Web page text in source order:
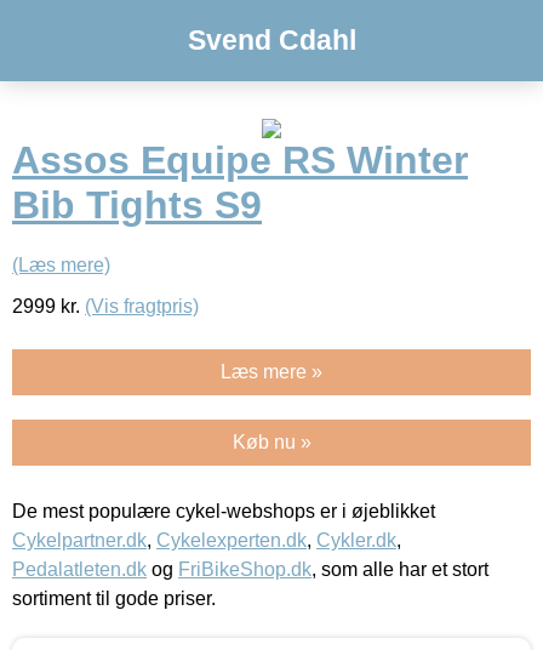
Svend Cdahl
Assos Equipe RS Winter
Bib Tights S9
(Læs mere)
2999 kr. (Vis fragtpris)
Læs mere »
Køb nu »
De mest populære cykel-webshops er i øjeblikket
Cykelpartner.dk, Cykelexperten.dk, Cykler.dk,
Pedalatleten.dk og FriBikeShop.dk, som alle har et stort
sortiment til gode priser.